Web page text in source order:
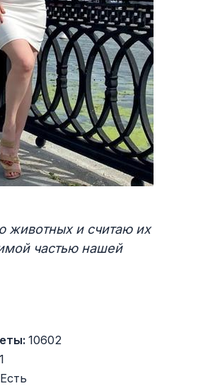
животных и считаю их
частью нашей
10602
Есть